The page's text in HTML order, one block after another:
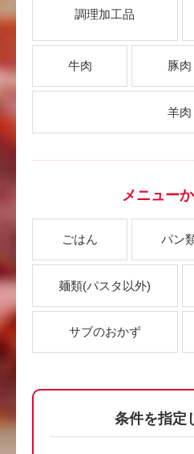
調理加工品
牛肉 豚肉
羊肉
メニュー
ごはん パン
麺類(パスタ以外)
サブのおかず
条件を指定